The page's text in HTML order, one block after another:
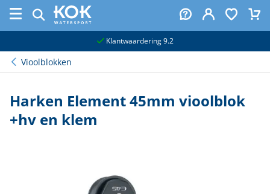
Klantwaardering 9.2
Vioolblokken
Harken Element 45mm vioolblok
+hv en klem